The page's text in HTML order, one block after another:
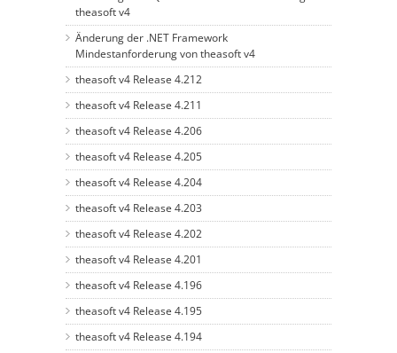
theasoft v4
Änderung der .NET Framework
Mindestanforderung von theasoft v4
theasoft v4 Release 4.212
theasoft v4 Release 4.211
theasoft v4 Release 4.206
theasoft v4 Release 4.205
theasoft v4 Release 4.204
theasoft v4 Release 4.203
theasoft v4 Release 4.202
theasoft v4 Release 4.201
theasoft v4 Release 4.196
theasoft v4 Release 4.195
theasoft v4 Release 4.194